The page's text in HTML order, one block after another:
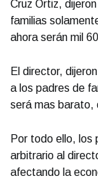
Cruz Ortiz,
familias
ahora serán mil
El director,
a los padres de
será mas barato,
Por todo ello, los
arbitrario al
afectando la